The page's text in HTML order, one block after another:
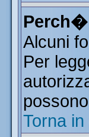
Perch�
Alcuni
Per
Torna